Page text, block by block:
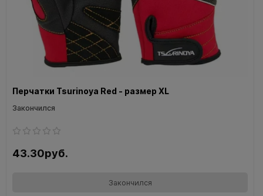
Перчатки Tsurinoya Red - размер XL
Закончился
43.30руб.
Закончился